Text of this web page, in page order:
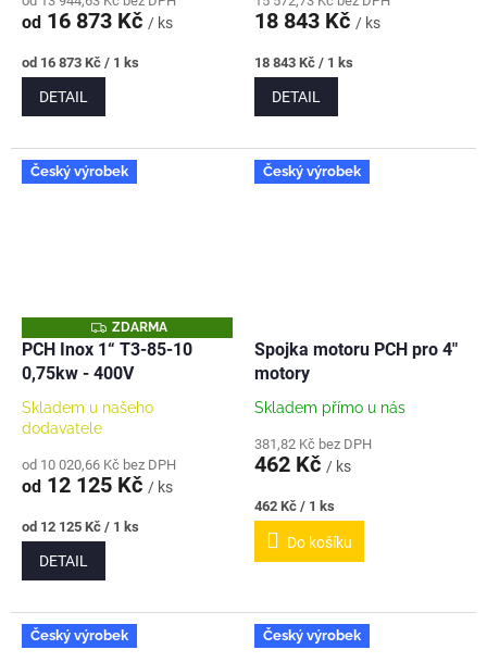
od 16 873 Kč / ks
Měrná
cena:
od 16 873 Kč / 1 ks
DETAIL
18 843 Kč / ks
Měrná
cena:
18 843 Kč / 1 ks
DETAIL
Český výrobek
Z
D
A
R
A
ZDARMA
PCH Inox 1“ T3-85-10
0,75kw - 400V
Skladem u našeho
dodavatele
od 10 020,66 Kč bez DPH
od 12 125 Kč / ks
Měrná
cena:
od 12 125 Kč / 1 ks
DETAIL
Český výrobek
Spojka motoru PCH pro 4"
motory
Skladem přímo u nás
381,82 Kč bez DPH
462 Kč / ks
Měrná
cena:
462 Kč / 1 ks
Do košíku
Český výrobek Český výrobek